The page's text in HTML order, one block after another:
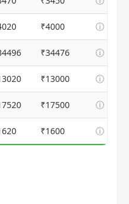
₹4000 ⓘ
₹34476 ⓘ
₹13000 ⓘ
₹17500 ⓘ
₹1600 ⓘ